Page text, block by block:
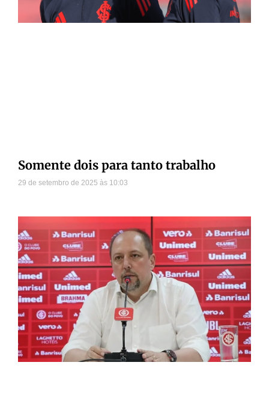
Somente dois para tanto trabalho
29 de setembro de 2025 10:03